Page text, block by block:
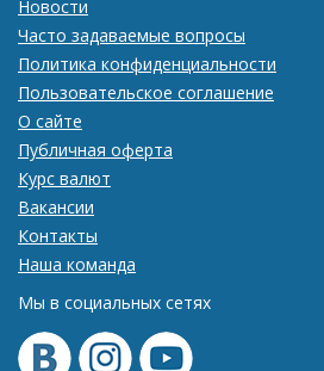
Новости
Часто задаваемые вопросы
Политика конфиденциальности
Пользовательское соглашение
О сайте
Публичная оферта
Курс валют
Вакансии
Контакты
Наша команда
Мы в социальных сетях